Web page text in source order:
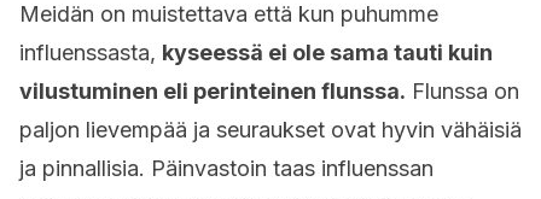
Meidän on muistettava että kun puhumme
influenssasta, kyseessä ei ole sama tauti kuin
vilustuminen eli perinteinen flunssa. Flunssa on
paljon lievempää ja seuraukset ovat hyvin vähäisiä
ja pinnallisia. Päinvastoin taas influenssan